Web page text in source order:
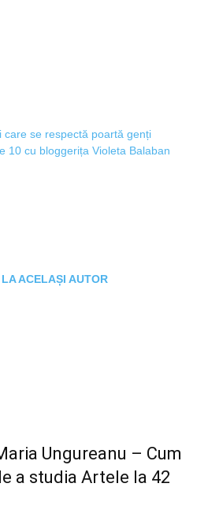
care se respectă poartă genți
10 cu bloggerița Violeta Balaban
LA ACELAȘI AUTOR
Ungureanu – Cum
a studia Artele la 42